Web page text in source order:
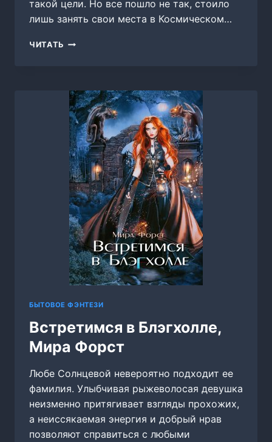
такой цели. Но все пошло не так, стоило
лишь занять свои места в Космическом…
ЧИТАТЬ КОСМИЧЕСКИЙ
БЫТОВОЕ ФЭНТЕЗИ
Встретимся в Блэгхолле,
Мира Форст
Любе Солнцевой невероятно подходит ее
фамилия. Улыбчивая рыжеволосая девушка
неизменно притягивает взгляды прохожих,
а неиссякаемая энергия и добрый нрав
позволяют справиться с любыми